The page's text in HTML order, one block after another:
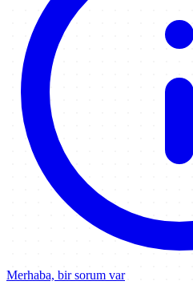
Merhaba, bir sorum var